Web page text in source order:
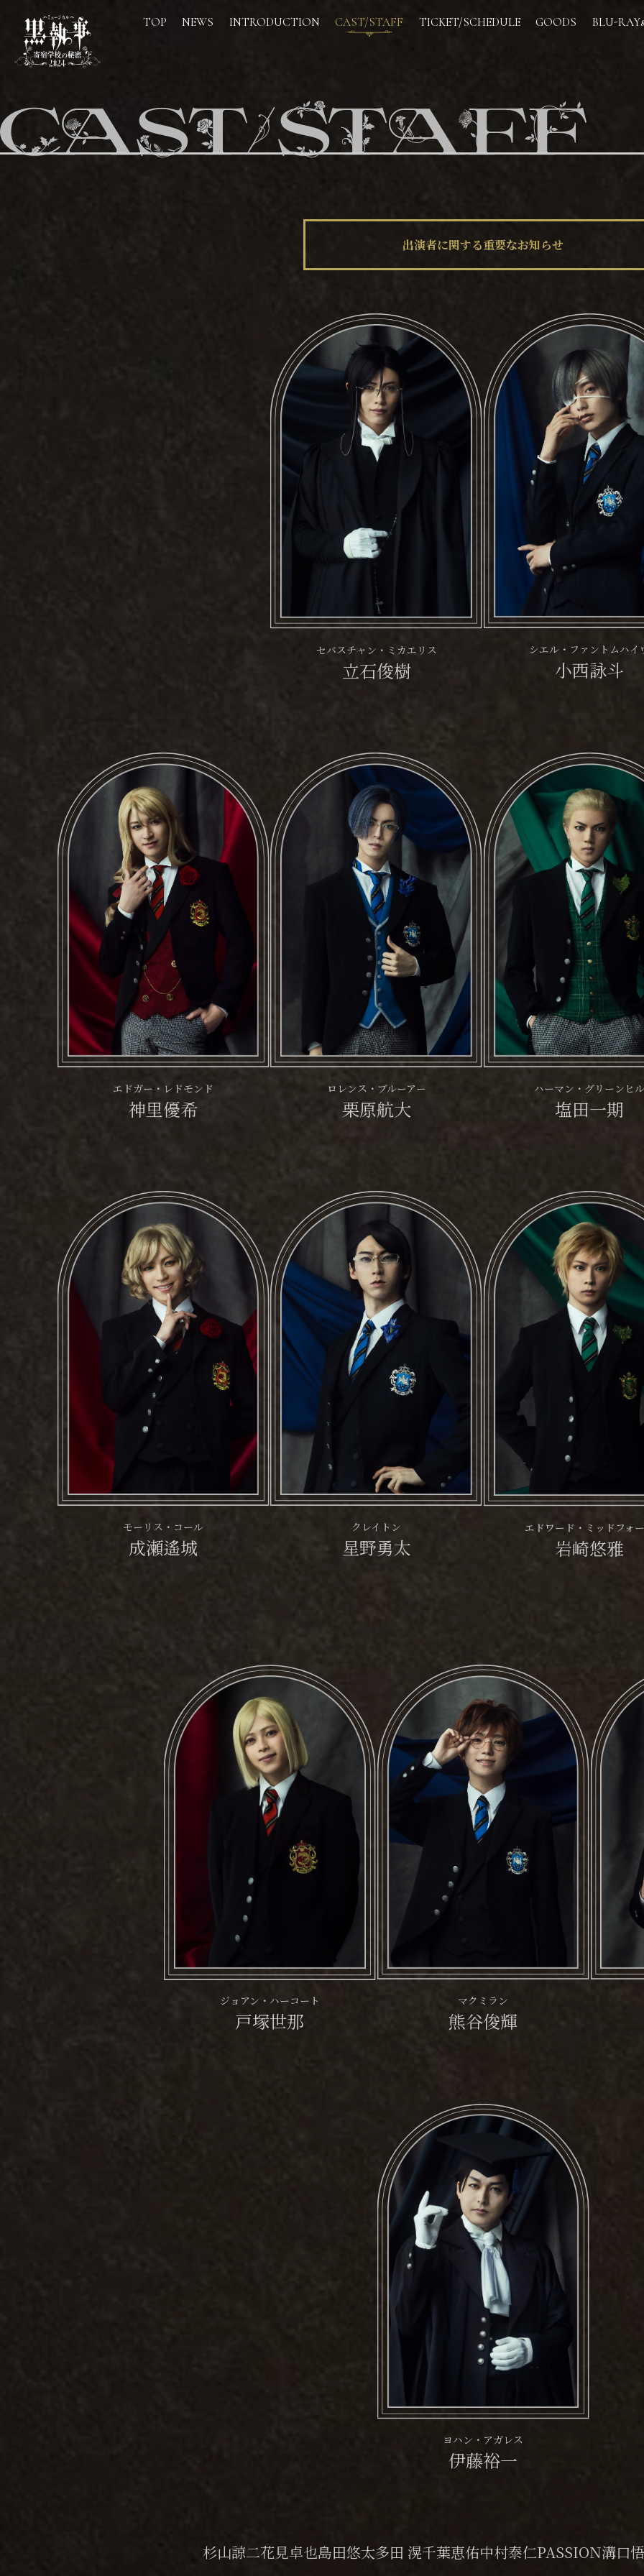
TOP NEWS INTRODUCTION CAST/STAFF TICKET/SCHEDULE GOODS BLU-
出演者に関する重要なお知らせ
セバスチャン・ミカエリス
立石俊樹
シエル・ファントムハイ
小西詠斗
エドガー・レドモンド
神里優希
ロレンス・ブルーアー
栗原航大
ハーマン・グリーンヒ
塩田一期
モーリス・コール
成瀬遙城
クレイトン
星野勇太
エドワード・ミッドフォ
岩崎悠雅
ジョアン・ハーコート
戸塚世那
マクミラン
熊谷俊輝
ヨハン・アガレス
伊藤裕一
杉山諒二花見卓也島田悠太多田 滉千葉恵佑中村泰仁PASSION溝口